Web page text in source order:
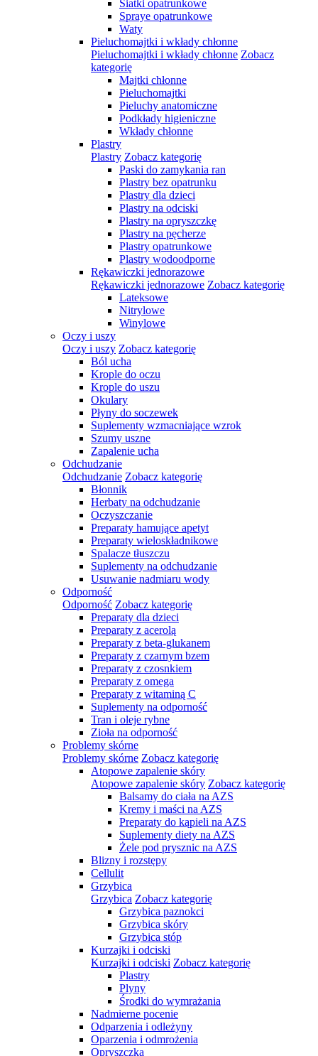
Siatki opatrunkowe
Spraye opatrunkowe
Waty
Pieluchomajtki i wkłady chłonne
Pieluchomajtki i wkłady chłonne Zobacz
kategorię
Majtki chłonne
Pieluchomajtki
Pieluchy anatomiczne
Podkłady higieniczne
Wkłady chłonne
Plastry
Plastry Zobacz kategorię
Paski do zamykania ran
Plastry bez opatrunku
Plastry dla dzieci
Plastry na odciski
Plastry na opryszczkę
Plastry na pęcherze
Plastry opatrunkowe
Plastry wodoodporne
Rękawiczki jednorazowe
Rękawiczki jednorazowe Zobacz kategorię
Lateksowe
Nitrylowe
Winylowe
Oczy i uszy
Oczy i uszy Zobacz kategorię
Ból ucha
Krople do oczu
Krople do uszu
Okulary
Płyny do soczewek
Suplementy wzmacniające wzrok
Szumy uszne
Zapalenie ucha
Odchudzanie
Odchudzanie Zobacz kategorię
Błonnik
Herbaty na odchudzanie
Oczyszczanie
Preparaty hamujące apetyt
Preparaty wieloskładnikowe
Spalacze tłuszczu
Suplementy na odchudzanie
Usuwanie nadmiaru wody
Odporność
Odporność Zobacz kategorię
Preparaty dla dzieci
Preparaty z acerolą
Preparaty z beta-glukanem
Preparaty z czarnym bzem
Preparaty z czosnkiem
Preparaty z omega
Preparaty z witaminą C
Suplementy na odporność
Tran i oleje rybne
Zioła na odporność
Problemy skórne
Problemy skórne Zobacz kategorię
Atopowe zapalenie skóry
Atopowe zapalenie skóry Zobacz kategorię
Balsamy do ciała na AZS
Kremy i maści na AZS
Preparaty do kąpieli na AZS
Suplementy diety na AZS
Żele pod prysznic na AZS
Blizny i rozstępy
Cellulit
Grzybica
Grzybica Zobacz kategorię
Grzybica paznokci
Grzybica skóry
Grzybica stóp
Kurzajki i odciski
Kurzajki i odciski Zobacz kategorię
Plastry
Plyny
Środki do wymrażania
Nadmierne pocenie
Odparzenia i odleżyny
Oparzenia i odmrożenia
Opryszczka